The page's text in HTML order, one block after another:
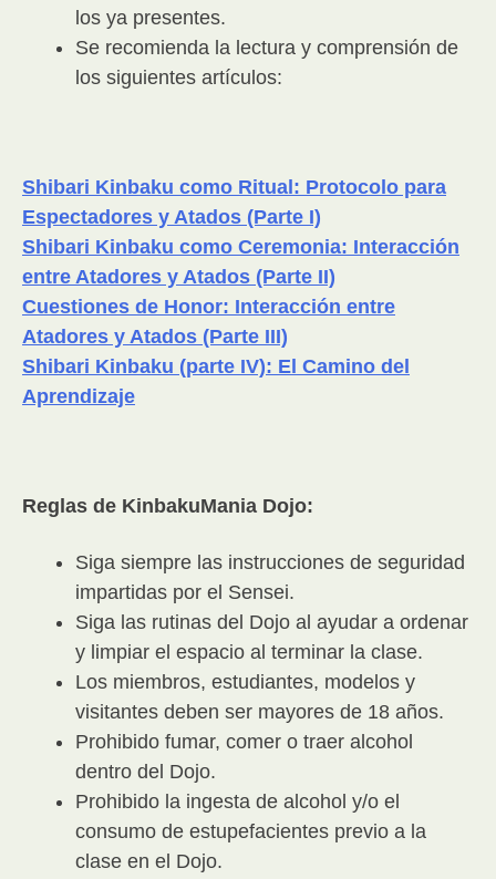
los ya presentes.
Se recomienda la lectura y comprensión de
los siguientes artículos:
Shibari Kinbaku como Ritual: Protocolo para
Espectadores y Atados (Parte I)
Shibari Kinbaku como Ceremonia: Interacción
entre Atadores y Atados (Parte II)
Cuestiones de Honor: Interacción entre
Atadores y Atados (Parte III)
Shibari Kinbaku (parte IV): El Camino del
Aprendizaje
Reglas de KinbakuMania Dojo:
Siga siempre las instrucciones de seguridad
impartidas por el Sensei.
Siga las rutinas del Dojo al ayudar a ordenar
y limpiar el espacio al terminar la clase.
Los miembros, estudiantes, modelos y
visitantes deben ser mayores de 18 años.
Prohibido fumar, comer o traer alcohol
dentro del Dojo.
Prohibido la ingesta de alcohol y/o el
consumo de estupefacientes previo a la
clase en el Dojo.